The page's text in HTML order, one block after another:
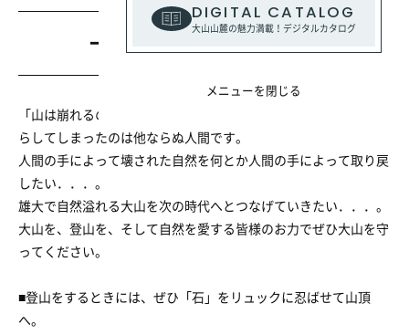
DIGITAL CATALOG
大山山麓の魅力満載！デジタルカタログ
メニューを閉じる
一木一石運動にご協力を！
「山は崩れるのが自然の摂理」という説もありますが、大山を荒
らしてしまったのは他ならぬ人間です。
人間の手によって壊された自然を何とか人間の手によって取り戻
したい．．．。
雄大で自然溢れる大山を次の時代へとつなげていきたい．．．。
大山を、登山を、そして自然を愛する皆様のお力でぜひ大山を守
ってください。
■登山をするときには、ぜひ「石」をリュックに忍ばせて山頂
へ。